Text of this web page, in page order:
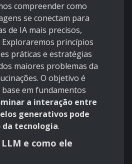
compreender como
se conectam para
de IA mais precisos,
princípios
práticas e estratégias
maiores problemas da
O objetivo é
em fundamentos
a interação entre
generativos pode
tecnologia.
e como ele